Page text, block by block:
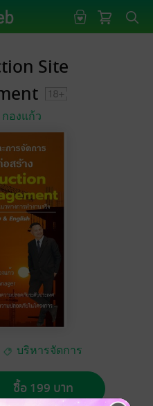
Site
องแก้ว
บริหารจัดการ
ซื้อ 199 บาท